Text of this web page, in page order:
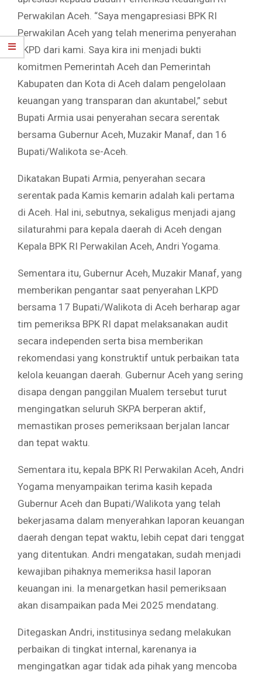
Perwakilan Aceh. “Saya mengapresiasi BPK RI
Perwakilan Aceh yang telah menerima penyerahan
LKPD dari kami. Saya kira ini menjadi bukti
komitmen Pemerintah Aceh dan Pemerintah
Kabupaten dan Kota di Aceh dalam pengelolaan
keuangan yang transparan dan akuntabel,” sebut
Bupati Armia usai penyerahan secara serentak
bersama Gubernur Aceh, Muzakir Manaf, dan 16
Bupati/Walikota se-Aceh.
Dikatakan Bupati Armia, penyerahan secara
serentak pada Kamis kemarin adalah kali pertama
di Aceh. Hal ini, sebutnya, sekaligus menjadi ajang
silaturahmi para kepala daerah di Aceh dengan
Kepala BPK RI Perwakilan Aceh, Andri Yogama.
Sementara itu, Gubernur Aceh, Muzakir Manaf, yang
memberikan pengantar saat penyerahan LKPD
bersama 17 Bupati/Walikota di Aceh berharap agar
tim pemeriksa BPK RI dapat melaksanakan audit
secara independen serta bisa memberikan
rekomendasi yang konstruktif untuk perbaikan tata
kelola keuangan daerah. Gubernur Aceh yang sering
disapa dengan panggilan Mualem tersebut turut
mengingatkan seluruh SKPA berperan aktif,
memastikan proses pemeriksaan berjalan lancar
dan tepat waktu.
Sementara itu, kepala BPK RI Perwakilan Aceh, Andri
Yogama menyampaikan terima kasih kepada
Gubernur Aceh dan Bupati/Walikota yang telah
bekerjasama dalam menyerahkan laporan keuangan
daerah dengan tepat waktu, lebih cepat dari tenggat
yang ditentukan. Andri mengatakan, sudah menjadi
kewajiban pihaknya memeriksa hasil laporan
keuangan ini. Ia menargetkan hasil pemeriksaan
akan disampaikan pada Mei 2025 mendatang.
Ditegaskan Andri, institusinya sedang melakukan
perbaikan di tingkat internal, karenanya ia
mengingatkan agar tidak ada pihak yang mencoba